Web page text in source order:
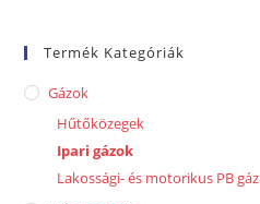
Termék Kategóriák
Gázok
Hűtőközegek
Ipari gázok
Lakossági- és motorikus PB gáz